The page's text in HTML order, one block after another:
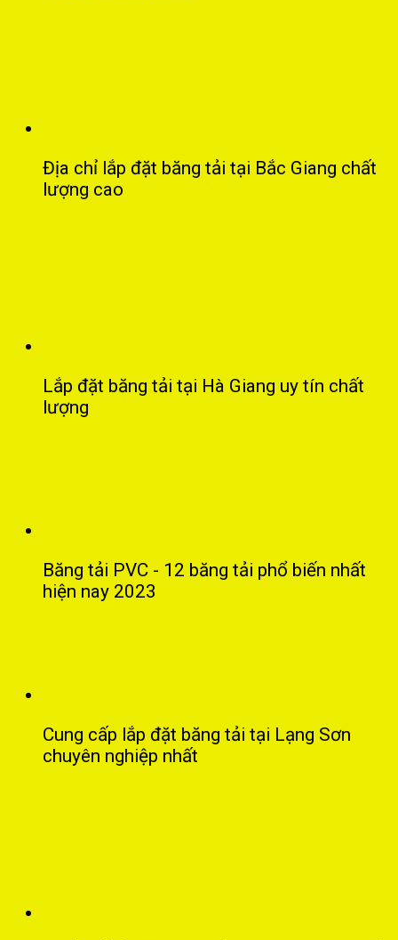
Địa chỉ lắp đặt băng tải tại Bắc Giang chất
lượng cao
Lắp đặt băng tải tại Hà Giang uy tín chất
lượng
Băng tải PVC - 12 băng tải phổ biến nhất
hiện nay 2023
Cung cấp lắp đặt băng tải tại Lạng Sơn
chuyên nghiệp nhất